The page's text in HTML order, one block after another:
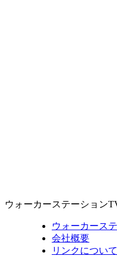
ウォーカーステーション
ウォーカース
会社概要
リンクについて